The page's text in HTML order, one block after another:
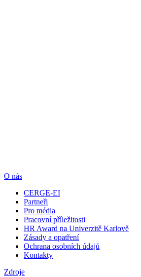
O nás
CERGE-EI
Partneři
Pro média
Pracovní příležitosti
HR Award na Univerzitě Karlově
Zásady a opatření
Ochrana osobních údajů
Kontakty
Zdroje